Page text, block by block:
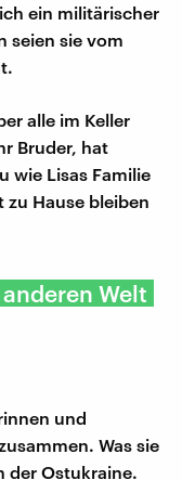
ein militärischer
seien sie vom
alle im Keller
Bruder, hat
wie Lisas Familie
zu Hause bleiben
Welt
und
Was sie
der Ostukraine.